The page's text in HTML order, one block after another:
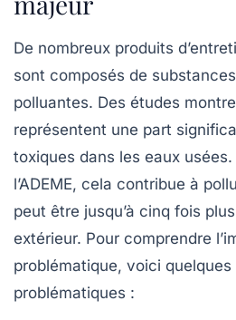
De nombreux produits
sont composés de
polluantes. Des études
représentent une part
toxiques dans les eaux
l’ADEME, cela contribue à
peut être jusqu’à cinq fois
extérieur. Pour comprendre
problématique, voici
problématiques :